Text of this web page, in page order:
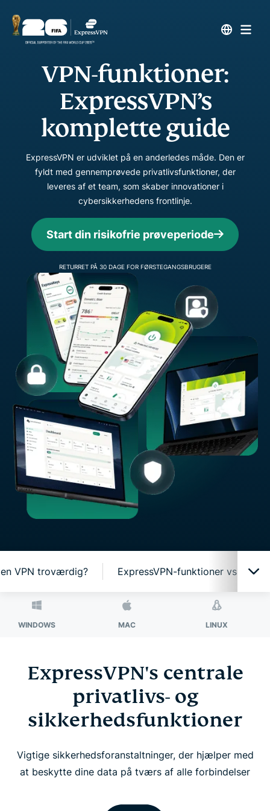
VPN-funktioner:
ExpressVPN’s
komplette guide
ExpressVPN er udviklet på en anderledes måde. Den er
fyldt med gennemprøvede privatlivsfunktioner, der
leveres af et team, som skaber innovationer i
cybersikkerhedens frontlinje.
Start din risikofrie prøveperiode
RETURRET PÅ 30 DAGE FOR FØRSTEGANGSBRUGERE
VPN troværdig? ExpressVPN-funktioner vs.
Få mere med ExpressVPN
En VPN til alle dine enheder
Brug ExpressVPN på din router
Det siger folk om ExpressVPN
ExpressVPN's centrale
privatlivs- og
sikkerhedsfunktioner
Vigtige sikkerhedsforanstaltninger, der hjælper med
at beskytte dine data på tværs af alle forbindelser